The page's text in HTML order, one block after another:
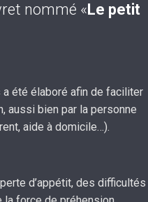
nommé «Le petit
été élaboré afin de faciliter
aussi bien par la personne
aide à domicile…).
d’appétit, des difficultés